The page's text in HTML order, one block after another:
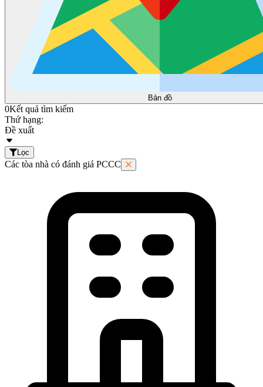
Bản đồ
0Kết quả tìm kiếm
Thứ hạng:
Đề xuất
Lọc
Các tòa nhà có đánh giá PCCC